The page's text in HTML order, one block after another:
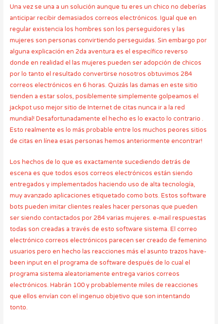
Una vez se una a un solución aunque tu eres un chico no deberías
anticipar recibir demasiados correos electrónicos. Igual que en
regular existencia los hombres son los perseguidores y las
mujeres son personas convirtiendo perseguidas. Sin embargo por
alguna explicación en 2da aventura es el específico reverso
donde en realidad el las mujeres pueden ser adopción de chicos
por lo tanto el resultado convertirse nosotros obtuvimos 284
correos electrónicos en 6 horas. Quizás las damas en este sitio
tienden a estar solos, posiblemente simplemente golpeamos el
jackpot uso mejor sitio de Internet de citas nunca ir a la red
mundial! Desafortunadamente el hecho es lo exacto lo contrario .
Esto realmente es lo más probable entre los muchos peores sitios
de citas en línea esas personas hemos anteriormente encontrar!
Los hechos de lo que es exactamente sucediendo detrás de
escena es que todos esos correos electrónicos están siendo
entregados y implementados haciendo uso de alta tecnología,
muy avanzado aplicaciones etiquetado como bots. Estos software
bots pueden imitar clientes reales hacer personas que pueden
ser siendo contactados por 284 varias mujeres. e-mail respuestas
todas son creadas a través de esto software sistema. El correo
electrónico correos electrónicos parecen ser creado de femenino
usuarios pero en hecho las reacciones más el asunto trazos have-
been input en el programa de software después de lo cual el
programa sistema aleatoriamente entrega varios correos
electrónicos. Habrán 100 y probablemente miles de reacciones
que ellos envían con el ingenuo objetivo que son intentando
tonto.